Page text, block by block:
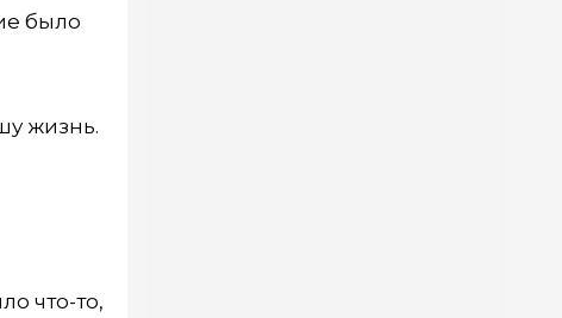
было
жизнь.
что-то,